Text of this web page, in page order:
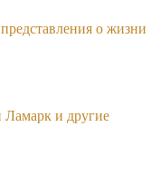
о жизни
и другие